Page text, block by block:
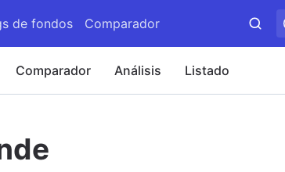
de fondos Comparador
Comparador Análisis Listado